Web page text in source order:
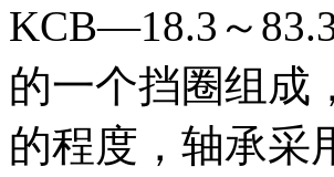
KCB—18.3～
的一个挡圈组成
的程度，轴承采